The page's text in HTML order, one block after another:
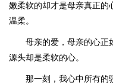
嫩柔软的却才是母亲真正的
温柔。
母亲的爱，母亲的心正
源头却是柔软的心。
那一刻，我心中所有的